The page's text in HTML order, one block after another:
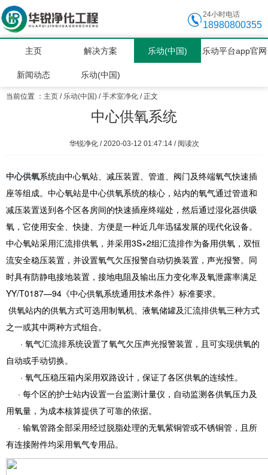
24小时电话
18980800355
主页 解决方案 乐动(中国) 乐动平台app官网
新闻动态 乐动(中国)
当前位置 ： 主页 / 乐动(中国) /手术室净化 / 正文
中心供氧系统
华锐净化 / 2020-03-12 01:47:14 / 阅读次
中心供氧系统由中心氧站、减压装置、管道、阀门及终端氧气快速插
座等组成。中心氧站是中心供氧系统的核心，站内的氧气通过管道和
减压装置送到各个区各房间的快速插座终端处，然后通过湿化器供吸
氧，它使用安全、快捷、方便是一种近几年迅猛发展的现代化设备。
中心氧站采用汇流排供氧，并采用3S×2组汇流排作为备用供氧，双恒
流安全稳压装置，并设置氧气欠压报警自动切换装置，声光报警。同
时具有防静电接地装置，接地电阻及输出压力变化率及氧泄露率满足
YY/T0187—94《中心供氧系统通用技术条件》标准要求。
供氧站内的供氧方式可选用制氧机、液氧储罐及汇流排供氧三种方式
之一或其中两种方式组合。
· 氧气汇流排系统设置了氧气欠压声光报警装置，且可实现供氧的
自动或手动切换。
· 氧气压稳压箱内采用双路设计，保证了各区供氧的连续性。
· 每个区的护士站内设置一台监测计量仪，自动监测各供氧压力及
用氧量，为成本核算提供了可靠的依据。
· 输氧管路全部采用经过脱脂处理的无氧紫铜管或不锈铜管，且所
有连接附件均采用氧气专用品。